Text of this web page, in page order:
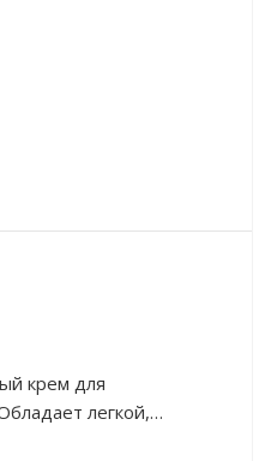
крем для
легкой,